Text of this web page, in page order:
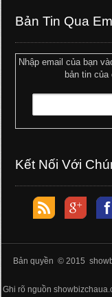
Bản Tin Qua
Nhập email của bạn
bản tin của
Kết Nối Với
Bản quyền © 2015
Ghi rõ nguồn